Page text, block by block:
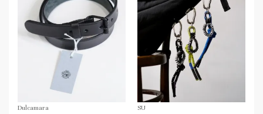
Dulcamara SU